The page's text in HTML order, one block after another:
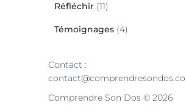
Réfléchir(11)
Témoignages(4)
Contact :
Comprendre Son Dos © 2026